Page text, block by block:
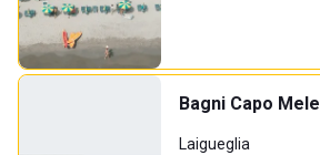
Bagni Capo Mele
Laigueglia